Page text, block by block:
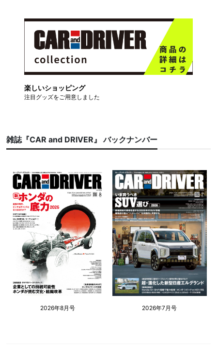
楽しいショッピング
注目グッズをご用意しました
雑誌『CAR and DRIVER』 バックナンバー
2026年8月号 2026年7月号